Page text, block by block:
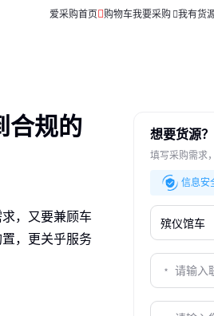
爱采购首页 购物车我要采购 我有货
合规的
，又要兼顾车
，更关乎服务
想要货源？
填写采购需求
信息安